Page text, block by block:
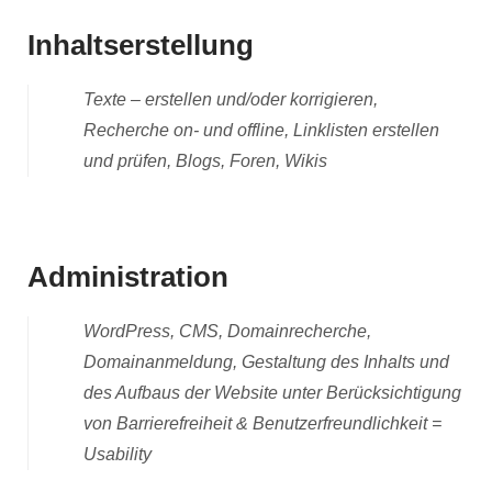
Inhaltserstellung
Texte – erstellen und/oder korrigieren,
Recherche on- und offline, Linklisten erstellen
und prüfen, Blogs, Foren, Wikis
Administration
WordPress, CMS, Domainrecherche,
Domainanmeldung, Gestaltung des Inhalts und
des Aufbaus der Website unter Berücksichtigung
von Barrierefreiheit & Benutzerfreundlichkeit =
Usability